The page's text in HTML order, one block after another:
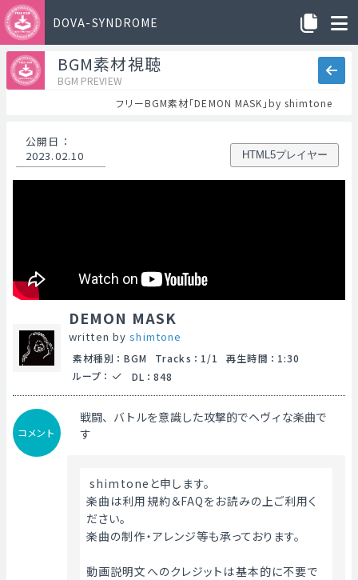
DOVA-SYNDROME
BGM素材視聴
BGM PREVIEW
フリーBGM素材「DEMON MASK」by shimtone
公開日 ：
2023.02.10
HTML5プレイヤー
DEMON MASK
written byshimtone
素材種別 ： BGM Tracks ： 1/1 再生時間 ： 1:30
ループ ： DL ： 848
コメント
戦闘、バトルを意識した攻撃的でヘヴィな楽曲で
す
shimtoneと申します。
楽曲は利用規約＆FAQをお読みの上ご利用く
ださい。
楽曲の制作・アレンジ等も承っております。
動画説明文へのクレジットは基本的に不要で